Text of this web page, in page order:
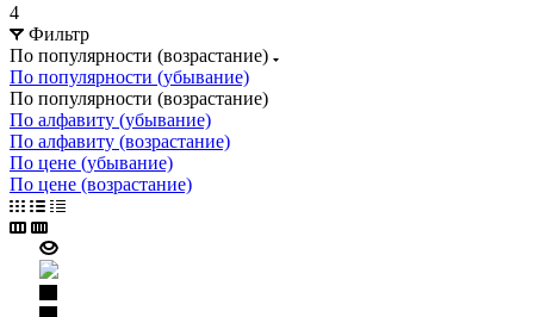
4
Фильтр
По популярности (возрастание)
По популярности (убывание)
По популярности (возрастание)
По алфавиту (убывание)
По алфавиту (возрастание)
По цене (убывание)
По цене (возрастание)